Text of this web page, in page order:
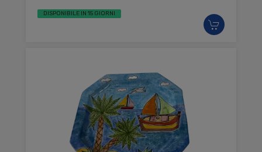
DISPONIBILE IN 15 GIORNI